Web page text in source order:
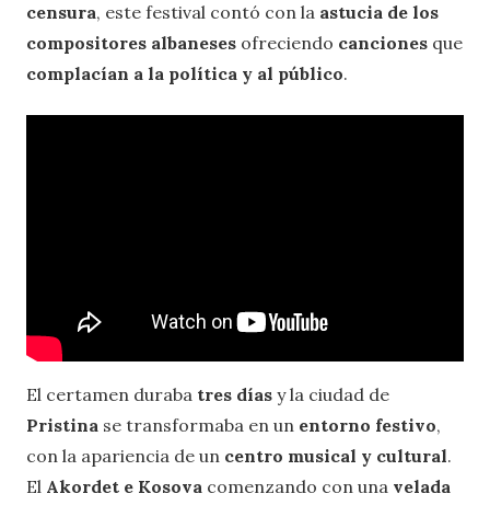
censura, este festival contó con la astucia de los
compositores albaneses ofreciendo canciones que
complacían a la política y al público.
El certamen duraba tres días y la ciudad de
Pristina se transformaba en un entorno festivo,
con la apariencia de un centro musical y cultural.
El Akordet e Kosova comenzando con una velada